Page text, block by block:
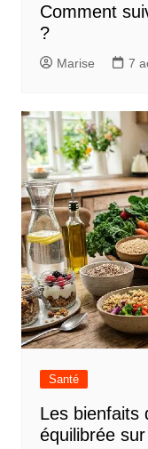
Comment
?
Marise 7
Santé
Les bienfaits
équilibrée